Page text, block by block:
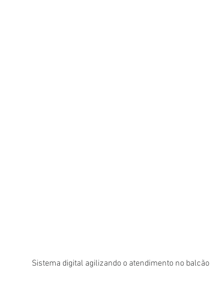
Sistema digital agilizando o atendimento no balcão